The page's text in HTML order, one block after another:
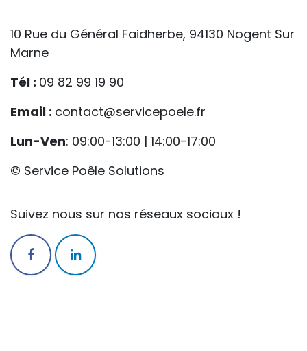
10 Rue du Général Faidherbe, 94130 Nogent Sur
Marne
Tél : 09 82 99 19 90
Email : contact@servicepoele.fr
Lun-Ven: 09:00-13:00 | 14:00-17:00
© Service Poêle Solutions
Suivez nous sur nos réseaux sociaux !